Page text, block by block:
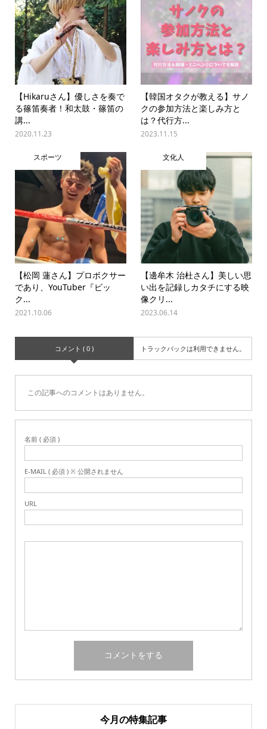
【Hikaruさん】優しさを奏で
る篠笛奏者！和太鼓・篠笛の
講...
2020.11.23
【韓国オタクが教える】サノ
クの参加方法と楽しみ方と
は？代行方...
2023.11.15
スポーツ
【松岡 蓮さん】プロボクサー
であり、YouTuber『ビッ
ク...
2021.10.06
文化人
【邊牟木 治杜さん】美しい思
い出を記録しカタチにする映
像クリ...
2023.06.14
コメント ( 0 ) トラックバックは利用できません。
この記事へのコメントはありません。
名前 ( 必須 )
E-MAIL ( 必須 ) ※ 公開されません
URL
今月の特集記事